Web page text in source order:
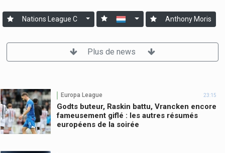
Nations League C Anthony Moris
Plus de news
Europa League 23:15
Godts buteur, Raskin battu, Vrancken encore
fameusement giflé : les autres résumés
européens de la soirée